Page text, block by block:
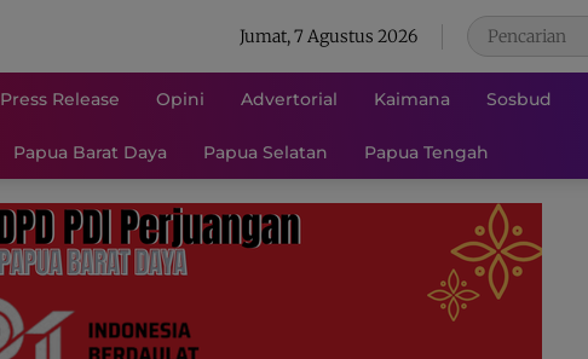
Jumat, 7 Agustus 2026
Press Release Opini Advertorial Kaimana Sosbud
Papua Barat Daya Papua Selatan Papua Tengah